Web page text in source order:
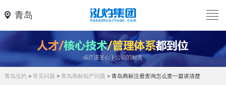
青岛
青岛泓灼 > 常见问题 > 青岛商标知产问题 > 青岛商标注册查询怎么查一篇讲清楚